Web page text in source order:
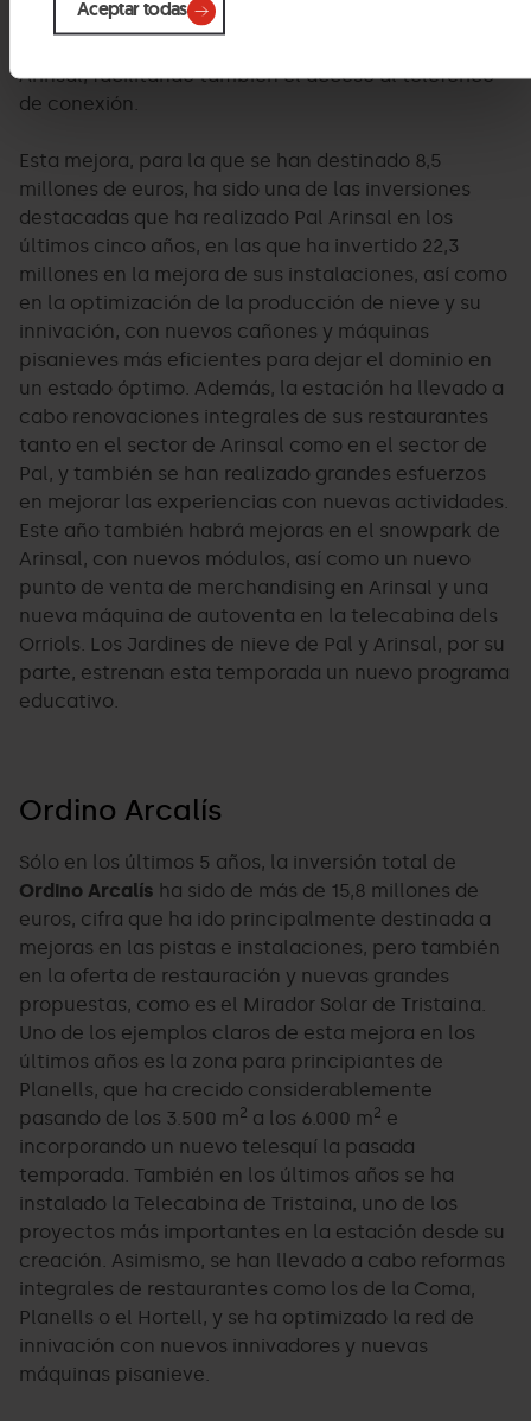
Aceptar todas
zona del Niu. El proyecto es el primer paso hacia la
Arinsal, facilitando también el acceso al teleférico
de conexión.
Esta mejora, para la que se han destinado 8,5
millones de euros, ha sido una de las inversiones
destacadas que ha realizado Pal Arinsal en los
últimos cinco años, en las que ha invertido 22,3
millones en la mejora de sus instalaciones, así como
en la optimización de la producción de nieve y su
innivación, con nuevos cañones y máquinas
pisanieves más eficientes para dejar el dominio en
un estado óptimo. Además, la estación ha llevado a
cabo renovaciones integrales de sus restaurantes
tanto en el sector de Arinsal como en el sector de
Pal, y también se han realizado grandes esfuerzos
en mejorar las experiencias con nuevas actividades.
Este año también habrá mejoras en el snowpark de
Arinsal, con nuevos módulos, así como un nuevo
punto de venta de merchandising en Arinsal y una
nueva máquina de autoventa en la telecabina dels
Orriols. Los Jardines de nieve de Pal y Arinsal, por su
parte, estrenan esta temporada un nuevo programa
educativo.
Ordino Arcalís
Sólo en los últimos 5 años, la inversión total de
Ordino Arcalís ha sido de más de 15,8 millones de
euros, cifra que ha ido principalmente destinada a
mejoras en las pistas e instalaciones, pero también
en la oferta de restauración y nuevas grandes
propuestas, como es el Mirador Solar de Tristaina.
Uno de los ejemplos claros de esta mejora en los
últimos años es la zona para principiantes de
Planells, que ha crecido considerablemente
pasando de los 3.500 m2 a los 6.000 m2 e
incorporando un nuevo telesquí la pasada
temporada. También en los últimos años se ha
instalado la Telecabina de Tristaina, uno de los
proyectos más importantes en la estación desde su
creación. Asimismo, se han llevado a cabo reformas
integrales de restaurantes como los de la Coma,
Planells o el Hortell, y se ha optimizado la red de
innivación con nuevos innivadores y nuevas
máquinas pisanieve.